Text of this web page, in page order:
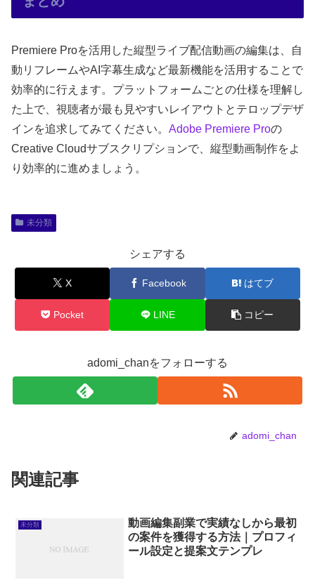
Premiere Proを活用した縦型ライブ配信動画の編集は、自
動リフレームやAI字幕生成など最新機能を活用することで
効率的に行えます。プラットフォームごとの仕様を理解し
た上で、視聴者が最も見やすいレイアウトとテロップデザ
インを追求してみてください。 Adobe Premiere Proの
Creative Cloudサブスクリプションで、縦型動画制作をよ
り効率的に進めましょう。
未分類
シェアする
X Facebook はてブ
Pocket LINE コピー
adomi_chanをフォローする
adomi_chan
関連記事
未分類
動画編集副業で実績なしから最初
の案件を獲得する方法｜プロフィ
ール設定と提案文テンプレ